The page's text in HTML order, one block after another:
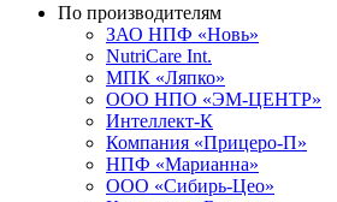
По производителям
ЗАО НПФ «Новь»
NutriCare Int.
МПК «Ляпко»
ООО НПО «ЭМ-ЦЕНТР»
Интеллект-К
Компания «Прицеро-П»
НПФ «Марианна»
ООО «Сибирь-Цео»